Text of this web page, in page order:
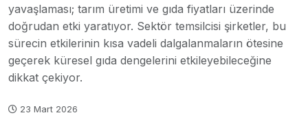
yavaşlaması; tarım üretimi ve gıda fiyatları üzerinde
doğrudan etki yaratıyor. Sektör temsilcisi şirketler, bu
sürecin etkilerinin kısa vadeli dalgalanmaların ötesine
geçerek küresel gıda dengelerini etkileyebileceğine
dikkat çekiyor.
23 Mart 2026